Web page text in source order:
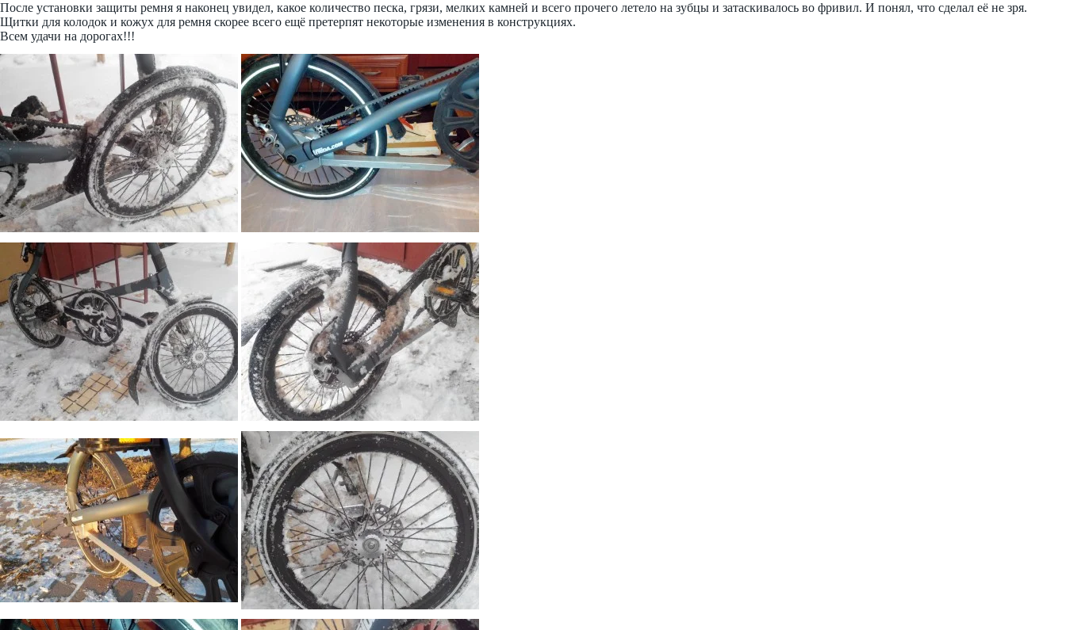
После установки защиты ремня я наконец увидел, какое количество песка, грязи, мелких камней и всего прочего летело на зубцы и затаскивалось во фривил. И понял, что сделал её не зря.
Щитки для колодок и кожух для ремня скорее всего ещё претерпят некоторые изменения в конструкциях.
Всем удачи на дорогах!!!